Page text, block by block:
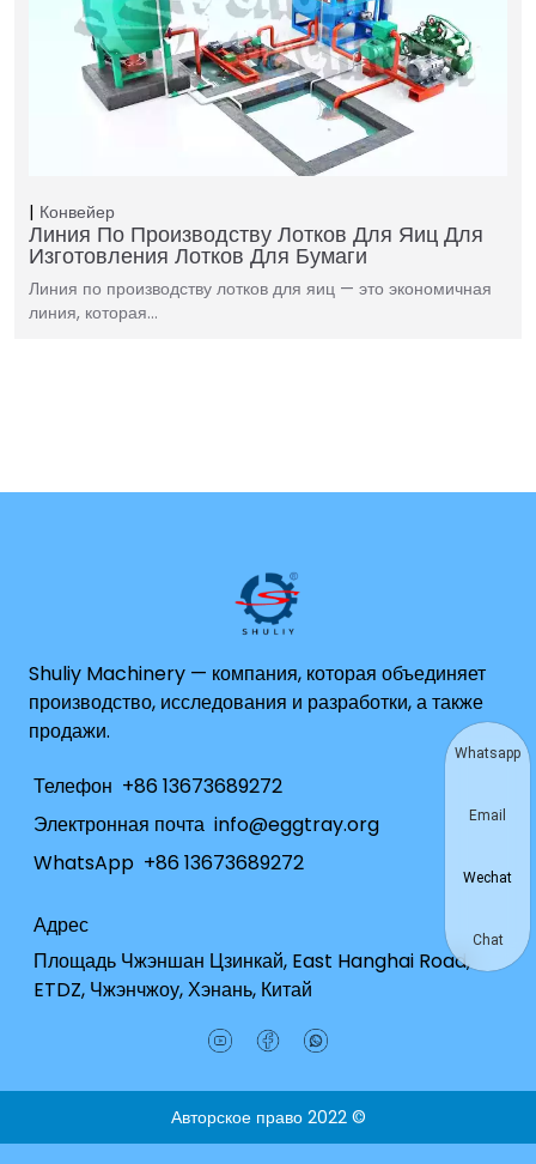
Конвейер
Линия По Производству Лотков Для Яиц Для
Изготовления Лотков Для Бумаги
Линия по производству лотков для яиц — это экономичная
линия, которая…
Shuliy Machinery — компания, которая объединяет
производство, исследования и разработки, а также
продажи.
Телефон +86 13673689272
Электронная почта info@eggtray.org
WhatsApp +86 13673689272
Адрес
Площадь Чжэншан Цзинкай, East Hanghai Road,
ETDZ, Чжэнчжоу, Хэнань, Китай
Авторское право 2022 ©
Whatsapp
Email
Wechat
Chat